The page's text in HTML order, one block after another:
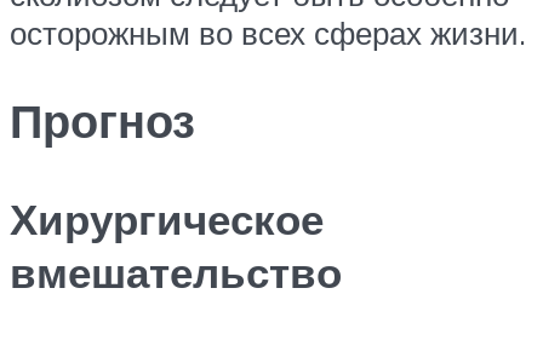
осторожным во всех сферах жизни.
Прогноз
Хирургическое
вмешательство